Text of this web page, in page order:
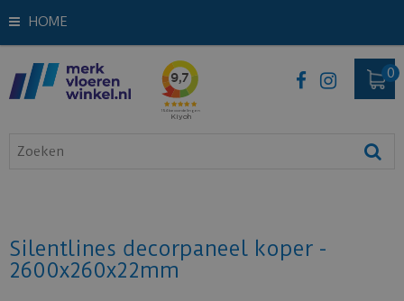
HOME
Silentlines decorpaneel koper -
2600x260x22mm